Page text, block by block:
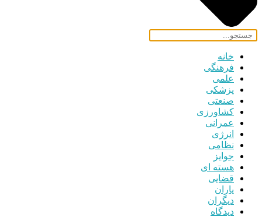
خانه
فرهنگی
علمی
پزشکی
صنعتی
کشاورزی
عمرانی
انرژی
نظامی
جوایز
هسته ای
قضایی
یاران
دیگران
دیدگاه